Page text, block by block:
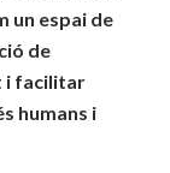
un espai de
de
i facilitar
humans i